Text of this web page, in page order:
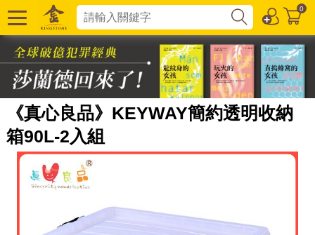
0
《真心良品》KEYWAY簡約透明收納
箱90L-2入組